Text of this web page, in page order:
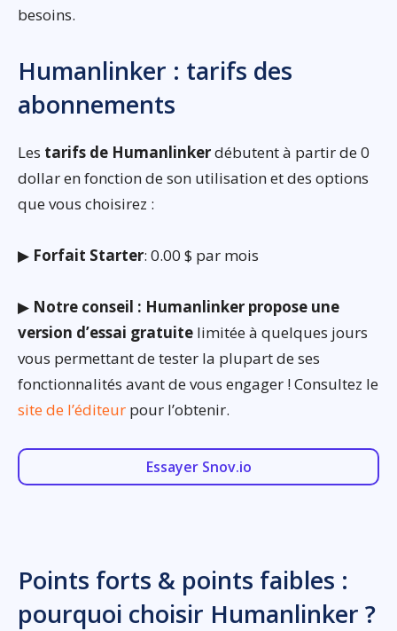
besoins.
Humanlinker : tarifs des
abonnements
Les tarifs de Humanlinkerdébutent à partir de 0
dollar en fonction de son utilisation et des options
que vous choisirez :
▶ Forfait Starter: 0.00 $ par mois
▶ Notre conseil : Humanlinker propose une
version d’essai gratuite limitée à quelques jours
vous permettant de tester la plupart de ses
fonctionnalités avant de vous engager ! Consultez le
site de l’éditeur pour l’obtenir.
Essayer Snov.io
Points forts & points faibles :
pourquoi choisir Humanlinker ?